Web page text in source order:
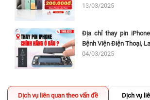
13/03/2025
Địa chỉ thay pin
Bệnh Viện Điện Thoại,
04/03/2025
Dịch vụ liên quan theo vấn đề Dịch vụ